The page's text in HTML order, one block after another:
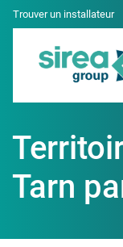
SkipTrouver un installateur
Tarn